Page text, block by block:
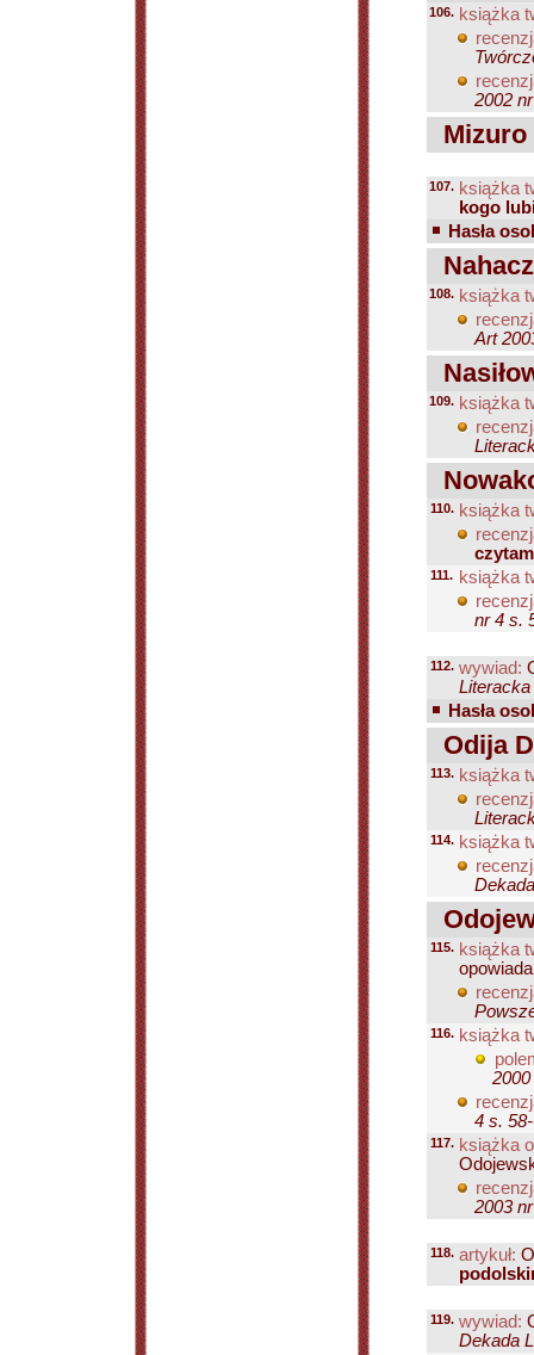
106. książka
2002
Mizuro
107. książka
kogo
Hasła
108. książka
Art
109. książka
110. książka
111. książka
nr 4 s.
112. wywiad:
Hasła
Odija
113. książka
114. książka
115. książka
116. książka
4 s.
117. książka
2003
118. artykuł:
119. wywiad:
Dekada